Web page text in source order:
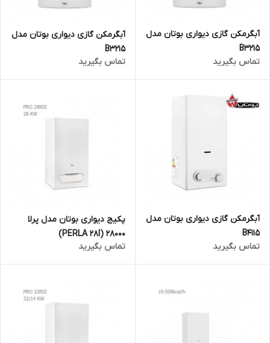
آبگرمکن گازی دیواری بوتان مدل
B3215
تماس بگیرید
آبگرمکن گازی دیواری بوتان مدل
B3215
تماس بگیرید
آبگرمکن گازی دیواری بوتان مدل
B4115
تماس بگیرید
پکیج دیواری بوتان مدل پرلا
28000 (PERLA 28I)
تماس بگیرید